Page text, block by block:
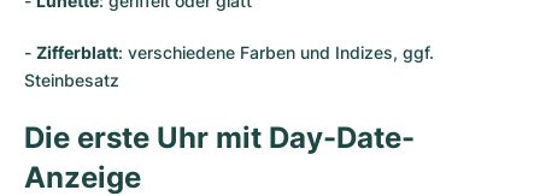
- Zifferblatt: verschiedene Farben und Indizes, ggf.
Steinbesatz
Die erste Uhr mit Day-Date-
Anzeige